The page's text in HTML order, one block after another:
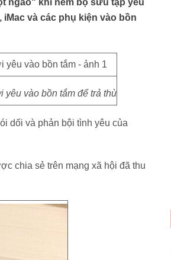
ngào" khi ném bộ sưu tập yêu
và các phụ kiện vào bồn
yêu vào bồn tắm để trả thù
dối và phản bội tình yêu của
chia sẻ trên mạng xã hội đã thu